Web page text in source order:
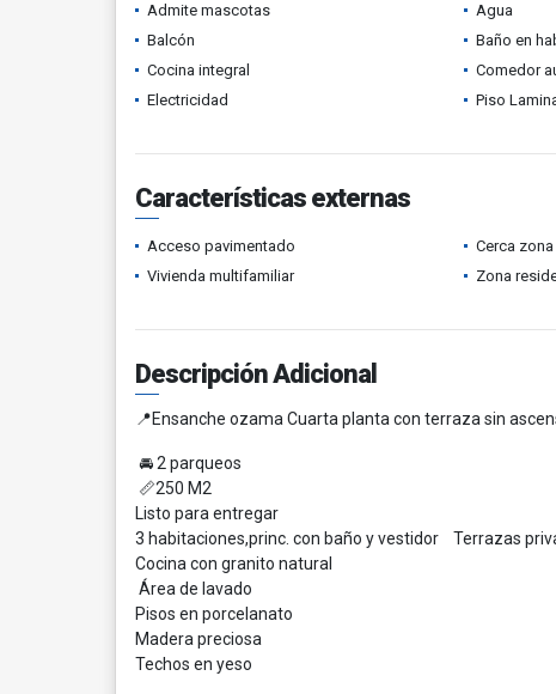
Admite mascotas Agua
Balcón
Baño en
Cocina integral
Comedor
Electricidad
Piso
Características externas
Acceso pavimentado Cerca
Vivienda multifamiliar
Zona
Descripción Adicional
📍Ensanche ozama Cuarta planta con terraza sin
🚘 2 parqueos
📏250 M2
Listo para entregar
3 habitaciones,princ. con baño y vestidor Terrazas
Cocina con granito natural
Área de lavado
Pisos en porcelanato
Madera preciosa
Techos en yeso